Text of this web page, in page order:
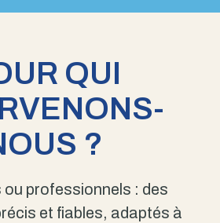
QUI
?
ou professionnels : des
et fiables, adaptés à